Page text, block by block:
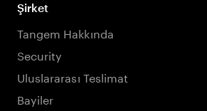
Şirket
Tangem Hakkında
Security
Uluslararası Teslimat
Bayiler